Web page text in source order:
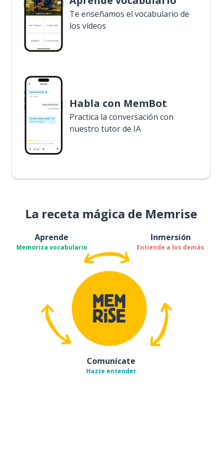
Te enseñamos el vocabulario de
los vídeos
Habla con MemBot
Practica la conversación con
nuestro tutor de IA
La receta mágica de Memrise
Aprende
Memoriza vocabulario
Inmersión
Entiende a los demás
Comunícate
Hazte entender